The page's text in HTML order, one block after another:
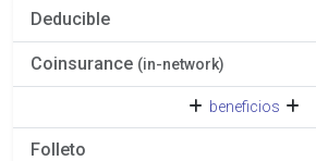
Deducible
Coinsurance (in-network)
beneficios
Folleto